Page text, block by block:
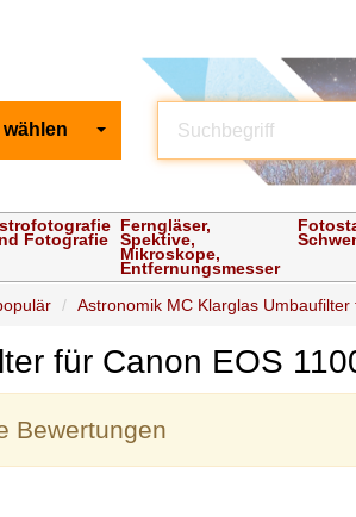
wählen
Fotografie
Ferngläser,
Spektive,
Mikroskope,
Entfernungsmesser
Astronomik MC Klarglas Umbaufilter
für Canon EOS
Bewertungen